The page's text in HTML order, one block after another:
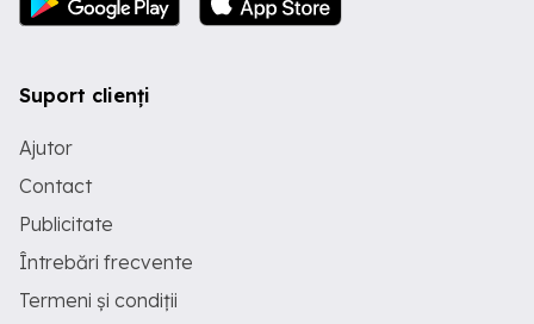
Suport clienți
Ajutor
Contact
Publicitate
Întrebări frecvente
Termeni și condiții